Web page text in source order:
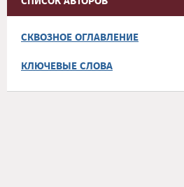
СКВОЗНОЕ ОГЛАВЛЕНИЕ
КЛЮЧЕВЫЕ СЛОВА